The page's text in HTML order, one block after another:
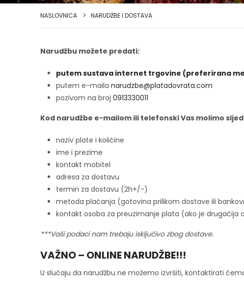
NASLOVNICA NARUDŽBE I DOSTAVA
Narudžbu možete predati:
putem sustava internet trgovine (preferirana
putem e-maila narudzbe@platadovrata.com
pozivom na broj 0913330011
Kod narudžbe e-mailom ili telefonski Vas molimo
naziv plate i količine
ime i prezime
kontakt mobitel
adresa za dostavu
termin za dostavu (2h+/-)
metoda plaćanja (gotovina prilikom dostave ili
kontakt osoba za preuzimanje plata (ako je drugačija
***Vaši podaci nam trebaju isključivo zbog dostave.
VAŽNO – ONLINE NARUDŽBE!!!
U slučaju da narudžbu ne možemo izvršiti, kontaktirati